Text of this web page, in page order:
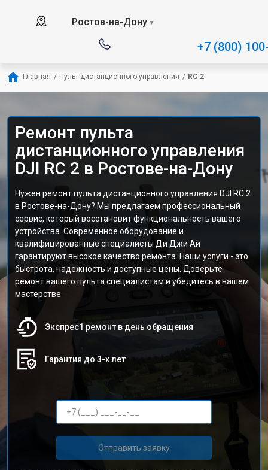
Ростов-на-Дону ▼
+7 (800)
Главная / Пульт дистанционного управления / RC 2
Ремонт пульта
дистанционного управления
DJI RC 2 в Ростове-на-Дону
Нужен ремонт пульта дистанционного управления DJI RC 2
в Ростове-на-Дону? Мы предлагаем профессиональный
сервис, который восстановит функциональность вашего
устройства. Современное оборудование и
квалифицированные специалисты Ди Джи Ай
гарантируют высокое качество ремонта. Наши услуги - это
быстрота, надежность и доступные цены. Доверьте
ремонт вашего пульта специалистам и убедитесь в нашем
мастерстве.
Экспрес1 ремонт в день обращения
Гарантия до 3-х лет
Отправить заявку